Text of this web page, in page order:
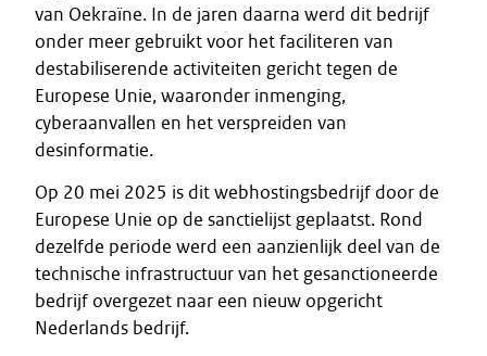
van Oekraïne. In de jaren daarna werd dit bedrijf
onder meer gebruikt voor het faciliteren van
destabiliserende activiteiten gericht tegen de
Europese Unie, waaronder inmenging,
cyberaanvallen en het verspreiden van
desinformatie.
Op 20 mei 2025 is dit webhostingsbedrijf door de
Europese Unie op de sanctielijst geplaatst. Rond
dezelfde periode werd een aanzienlijk deel van de
technische infrastructuur van het gesanctioneerde
bedrijf overgezet naar een nieuw opgericht
Nederlands bedrijf.